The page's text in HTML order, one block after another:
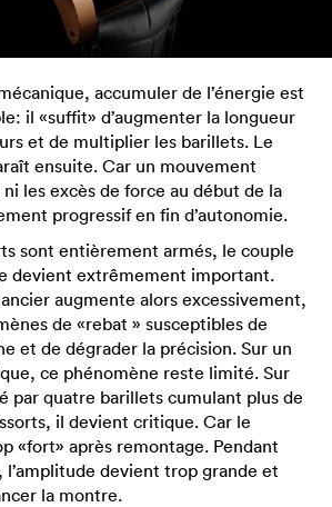
accumuler de l’énergie est
il «suffit» d’augmenter la longueur
et de multiplier les barillets. Le
ensuite. Car un mouvement
ni les excès de force au début de la
progressif en fin d’autonomie.
sont entièrement armés, le couple
devient extrêmement important.
augmente alors excessivement,
de «rebat » susceptibles de
et de dégrader la précision. Sur un
ce phénomène reste limité. Sur
par quatre barillets cumulant plus de
il devient critique. Car le
«fort» après remontage. Pendant
devient trop grande et
la montre.